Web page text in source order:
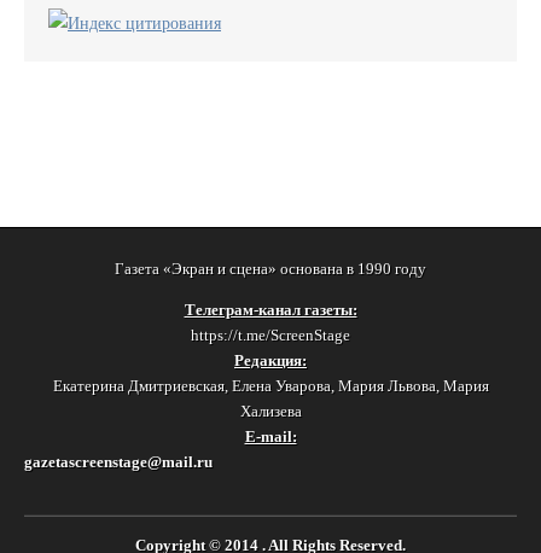
Газета «Экран и сцена» основана в 1990 году
Телеграм-канал газеты:
https://t.me/ScreenStage
Редакция:
Екатерина Дмитриевская, Елена Уварова, Мария Львова, Мария
Хализева
E-mail:
gazetascreenstage@mail.ru
Copyright © 2014 . All Rights Reserved.